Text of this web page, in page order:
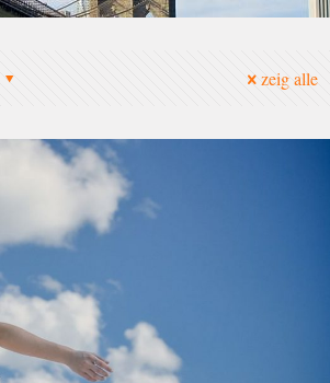
zeig alle